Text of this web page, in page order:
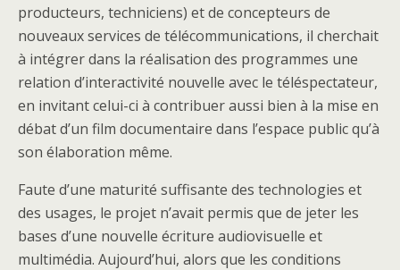
producteurs, techniciens) et de concepteurs de
nouveaux services de télécommunications, il cherchait
à intégrer dans la réalisation des programmes une
relation d’interactivité nouvelle avec le téléspectateur,
en invitant celui-ci à contribuer aussi bien à la mise en
débat d’un film documentaire dans l’espace public qu’à
son élaboration même.
Faute d’une maturité suffisante des technologies et
des usages, le projet n’avait permis que de jeter les
bases d’une nouvelle écriture audiovisuelle et
multimédia. Aujourd’hui, alors que les conditions